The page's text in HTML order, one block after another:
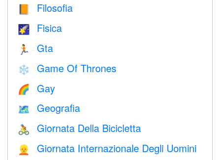
📙 Filosofia
🌠 Fisica
🏃 Gta
❄️ Game Of Thrones
🌈 Gay
🗺 Geografia
🚴 Giornata Della Bicicletta
👱 Giornata Internazionale Degli Uomini